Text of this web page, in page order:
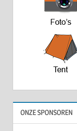
ONZE SPONSOREN